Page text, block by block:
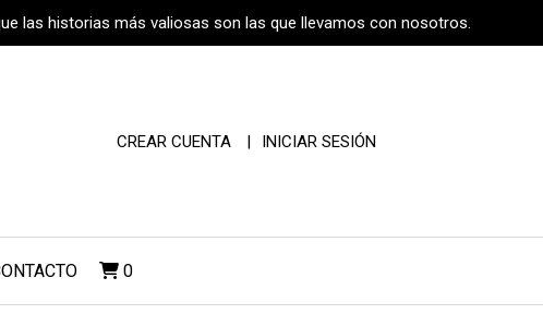
las historias más valiosas son las que llevamos con nosotros.
CREAR CUENTA INICIAR SESIÓN
0